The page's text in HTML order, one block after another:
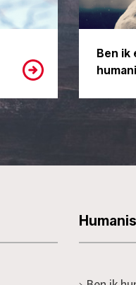
Ben ik